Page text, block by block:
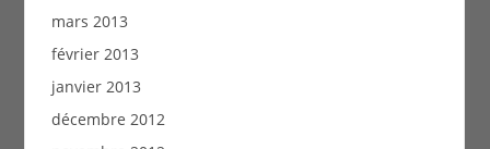
mars 2013
février 2013
janvier 2013
décembre 2012